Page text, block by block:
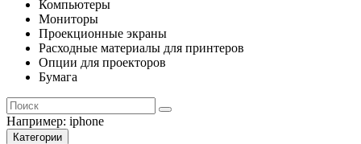
Компьютеры
Мониторы
Проекционные экраны
Расходные материалы для принтеров
Опции для проекторов
Бумага
Например: iphone
Категории